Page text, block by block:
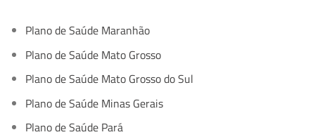
Plano de Saúde Maranhão
Plano de Saúde Mato Grosso
Plano de Saúde Mato Grosso do Sul
Plano de Saúde Minas Gerais
Plano de Saúde Pará